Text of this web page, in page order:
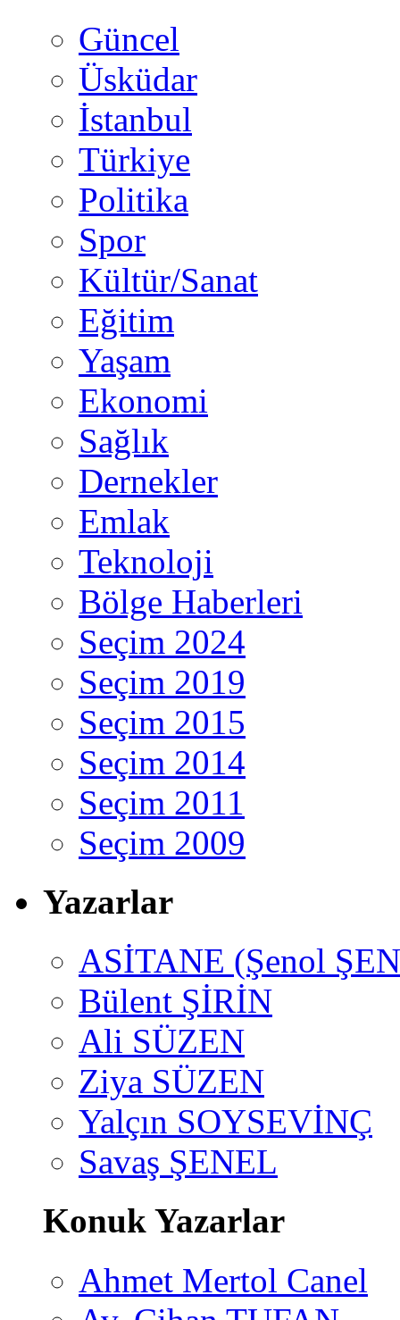
Güncel
Üsküdar
İstanbul
Türkiye
Politika
Spor
Kültür/Sanat
Eğitim
Yaşam
Ekonomi
Sağlık
Dernekler
Emlak
Teknoloji
Bölge Haberleri
Seçim 2024
Seçim 2019
Seçim 2015
Seçim 2014
Seçim 2011
Seçim 2009
Yazarlar
ASİTANE (Şenol
Bülent ŞİRİN
Ali SÜZEN
Ziya SÜZEN
Yalçın SOYSEVİNÇ
Savaş ŞENEL
Konuk Yazarlar
Ahmet Mertol Canel